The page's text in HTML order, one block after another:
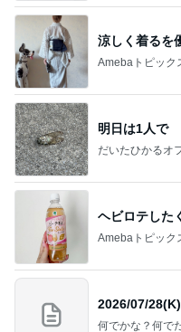
涼しく着るを
Amebaトピック
明日は1人で
だいたひかるオ
ヘビロテした
Amebaトピック
2026/07/
何でかな？何で